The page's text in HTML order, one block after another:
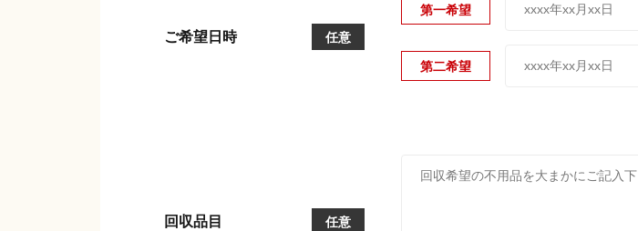
任意
ご希望日時
第一希望
第二希望
任意
回収品目